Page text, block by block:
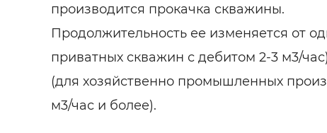
производится прокачка скважины.
Продолжительность ее изменяется от
приватных скважин с дебитом 2-3 м3/
(для хозяйственно промышленных
м3/час и более).